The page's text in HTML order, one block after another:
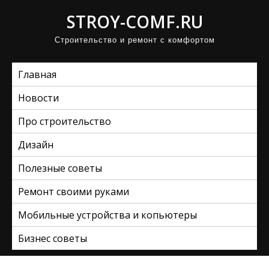
STROY-COMF.RU
Строительство и ремонт с комфортом
Главная
Новости
Про строительство
Дизайн
Полезные советы
Ремонт своими руками
Мобильные устройства и копьютеры
Бизнес советы